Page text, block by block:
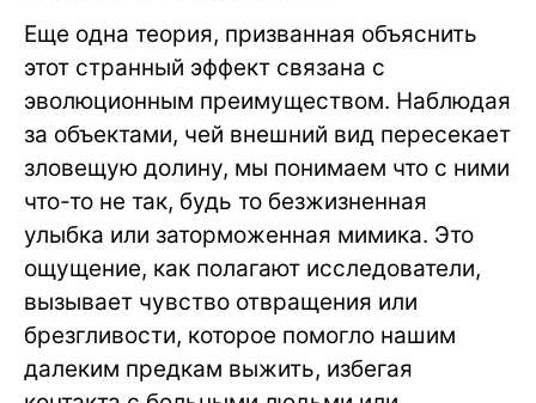
Еще одна теория, призванная объяснить
этот странный эффект связана с
эволюционным преимуществом. Наблюдая
за объектами, чей внешний вид пересекает
зловещую долину, мы понимаем что с ними
что-то не так, будь то безжизненная
улыбка или заторможенная мимика. Это
ощущение, как полагают исследователи,
вызывает чувство отвращения или
брезгливости, которое помогло нашим
далеким предкам выжить, избегая